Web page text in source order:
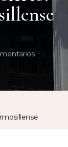
En
Desierto